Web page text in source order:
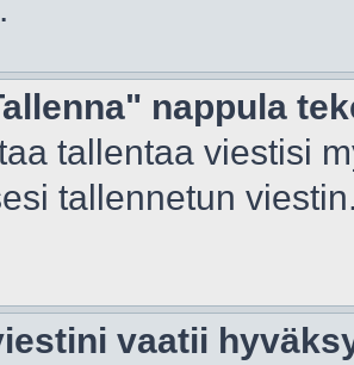
nappula
tallentaa viestisi
tallennetun
vaatii